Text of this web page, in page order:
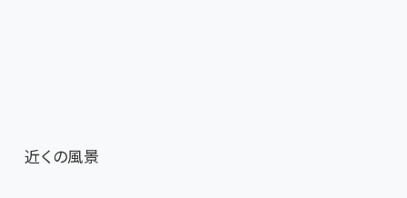
近くの風景